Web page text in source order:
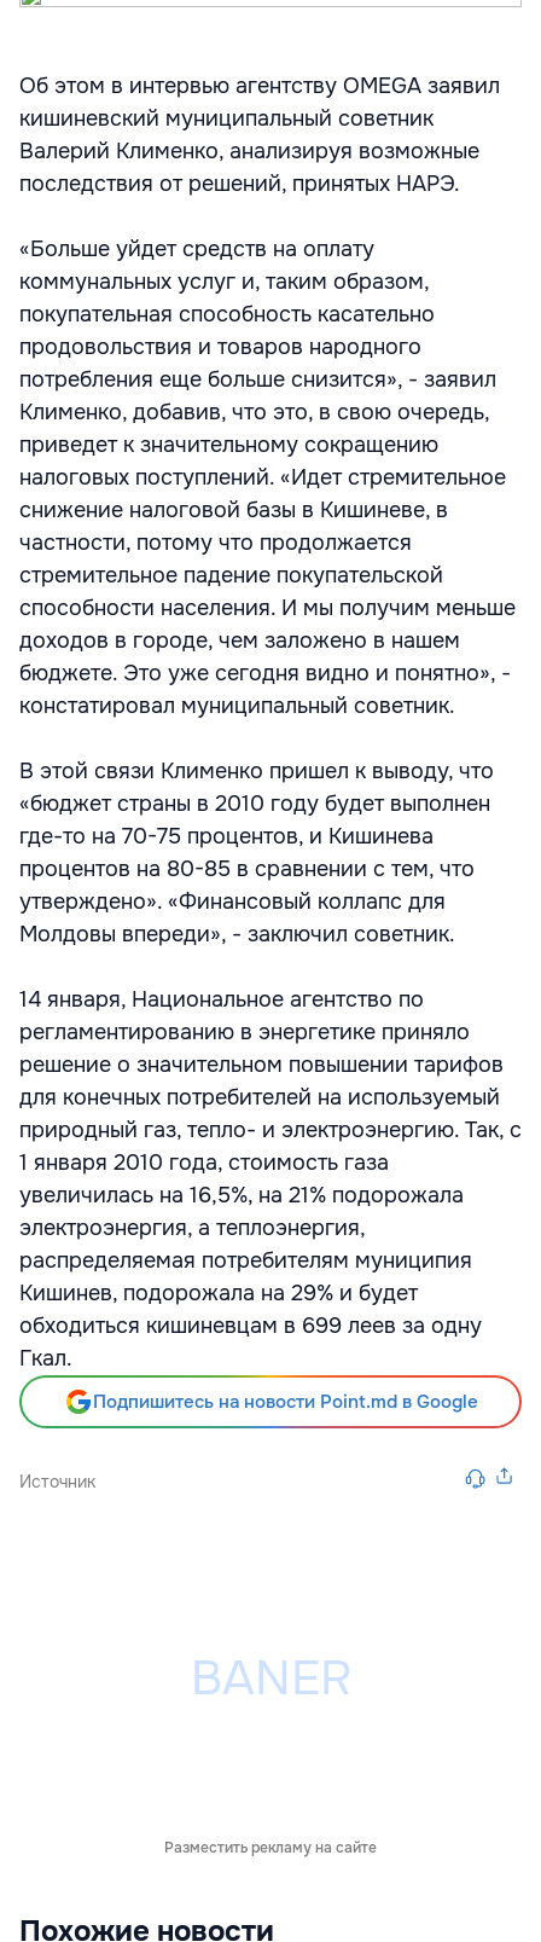
Об этом в интервью агентству OMEGA заявил
кишиневский муниципальный советник
Валерий Клименко, анализируя возможные
последствия от решений, принятых НАРЭ.
«Больше уйдет средств на оплату
коммунальных услуг и, таким образом,
покупательная способность касательно
продовольствия и товаров народного
потребления еще больше снизится», - заявил
Клименко, добавив, что это, в свою очередь,
приведет к значительному сокращению
налоговых поступлений. «Идет стремительное
снижение налоговой базы в Кишиневе, в
частности, потому что продолжается
стремительное падение покупательской
способности населения. И мы получим меньше
доходов в городе, чем заложено в нашем
бюджете. Это уже сегодня видно и понятно», -
констатировал муниципальный советник.
В этой связи Клименко пришел к выводу, что
«бюджет страны в 2010 году будет выполнен
где-то на 70-75 процентов, и Кишинева
процентов на 80-85 в сравнении с тем, что
утверждено». «Финансовый коллапс для
Молдовы впереди», - заключил советник.
14 января, Национальное агентство по
регламентированию в энергетике приняло
решение о значительном повышении тарифов
для конечных потребителей на используемый
природный газ, тепло- и электроэнергию. Так, с
1 января 2010 года, стоимость газа
увеличилась на 16,5%, на 21% подорожала
электроэнергия, а теплоэнергия,
распределяемая потребителям муниципия
Кишинев, подорожала на 29% и будет
обходиться кишиневцам в 699 леев за одну
Гкал.
Подпишитесь на новости Point.md в Google
Источник
Разместить рекламу на сайте
Похожие новости